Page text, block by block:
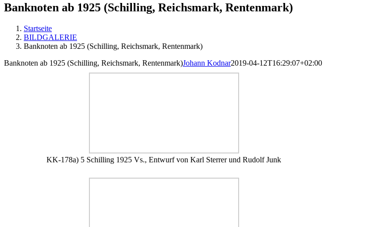
Banknoten ab 1925 (Schilling, Reichsmark, Rentenmark)
Startseite
BILDGALERIE
Banknoten ab 1925 (Schilling, Reichsmark, Rentenmark)
Banknoten ab 1925 (Schilling, Reichsmark, Rentenmark)Johann Kodnar2019-04-12T16:29:07+02:00
KK-178a) 5 Schilling 1925 Vs., Entwurf von Karl Sterrer und Rudolf Junk